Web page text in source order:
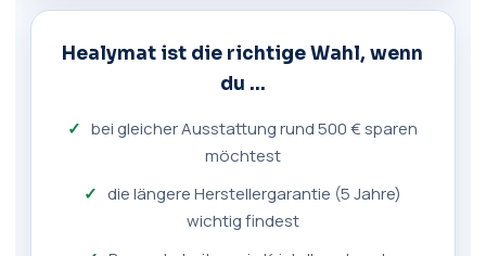
Healymat ist die richtige Wahl, wenn
du …
bei gleicher Ausstattung rund 500 € sparen
möchtest
die längere Herstellergarantie (5 Jahre)
wichtig findest